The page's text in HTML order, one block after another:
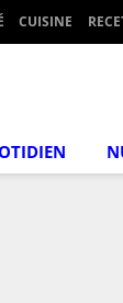
CUISINE